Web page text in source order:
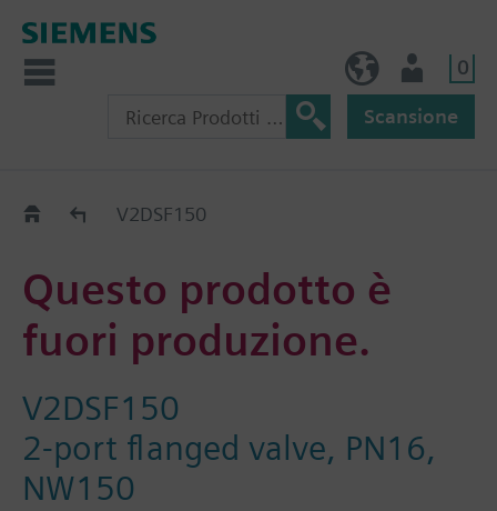
0
Scansione
Old2NewV2DSF150
Questo prodotto è
fuori produzione.
V2DSF150
2-port flanged valve, PN16,
NW150